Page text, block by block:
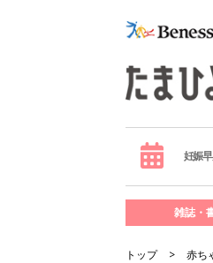
妊娠
雑誌・
トップ 赤ち